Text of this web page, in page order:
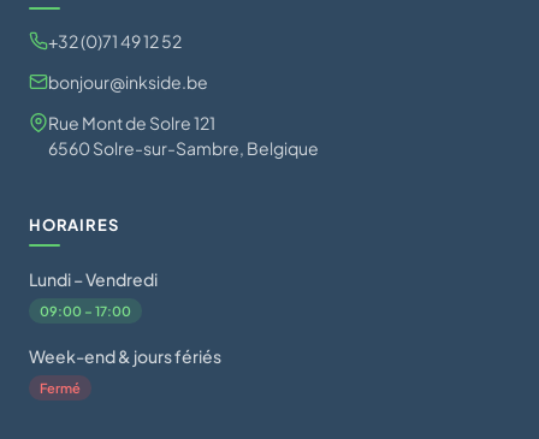
+32 (0)71 49 12 52
bonjour@inkside.be
Rue Mont de Solre 121
6560 Solre-sur-Sambre, Belgique
HORAIRES
Lundi – Vendredi
09:00 – 17:00
Week-end & jours fériés
Fermé